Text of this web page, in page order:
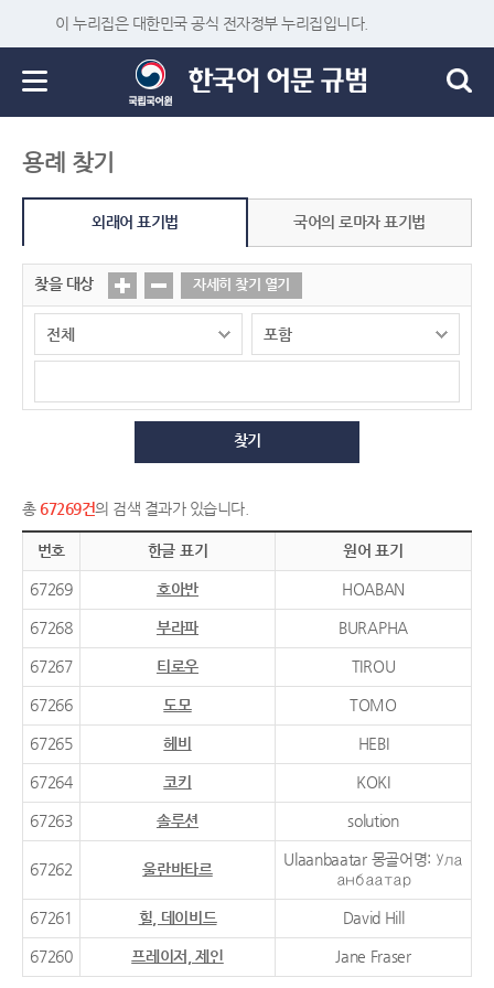
이 누리집은 대한민국 공식 전자정부 누리집입니다.
용례 찾기
외래어 표기법 국어의 로마자 표기법
찾을 대상 자세히 찾기 열기
찾기
총 67269건의 검색 결과가 있습니다.
번호 한글 표기 원어 표기
67269 호아반 HOABAN
67268 부라파 BURAPHA
67267 티로우 TIROU
67266 도모 TOMO
67265 헤비 HEBI
67264 코키 KOKI
67263 솔루션 solution
67262 울란바타르
Ulaanbaatar 몽골어명: Ула
анбаатар
67261 힐, 데이비드 David Hill
67260 프레이저, 제인 Jane Fraser